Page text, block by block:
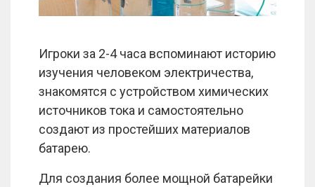
Игроки за 2-4 часа вспоминают историю
изучения человеком электричества,
знакомятся с устройством химических
источников тока и самостоятельно
создают из простейших материалов
батарею.
Для создания более мощной батарейки